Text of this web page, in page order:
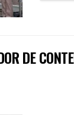
DE